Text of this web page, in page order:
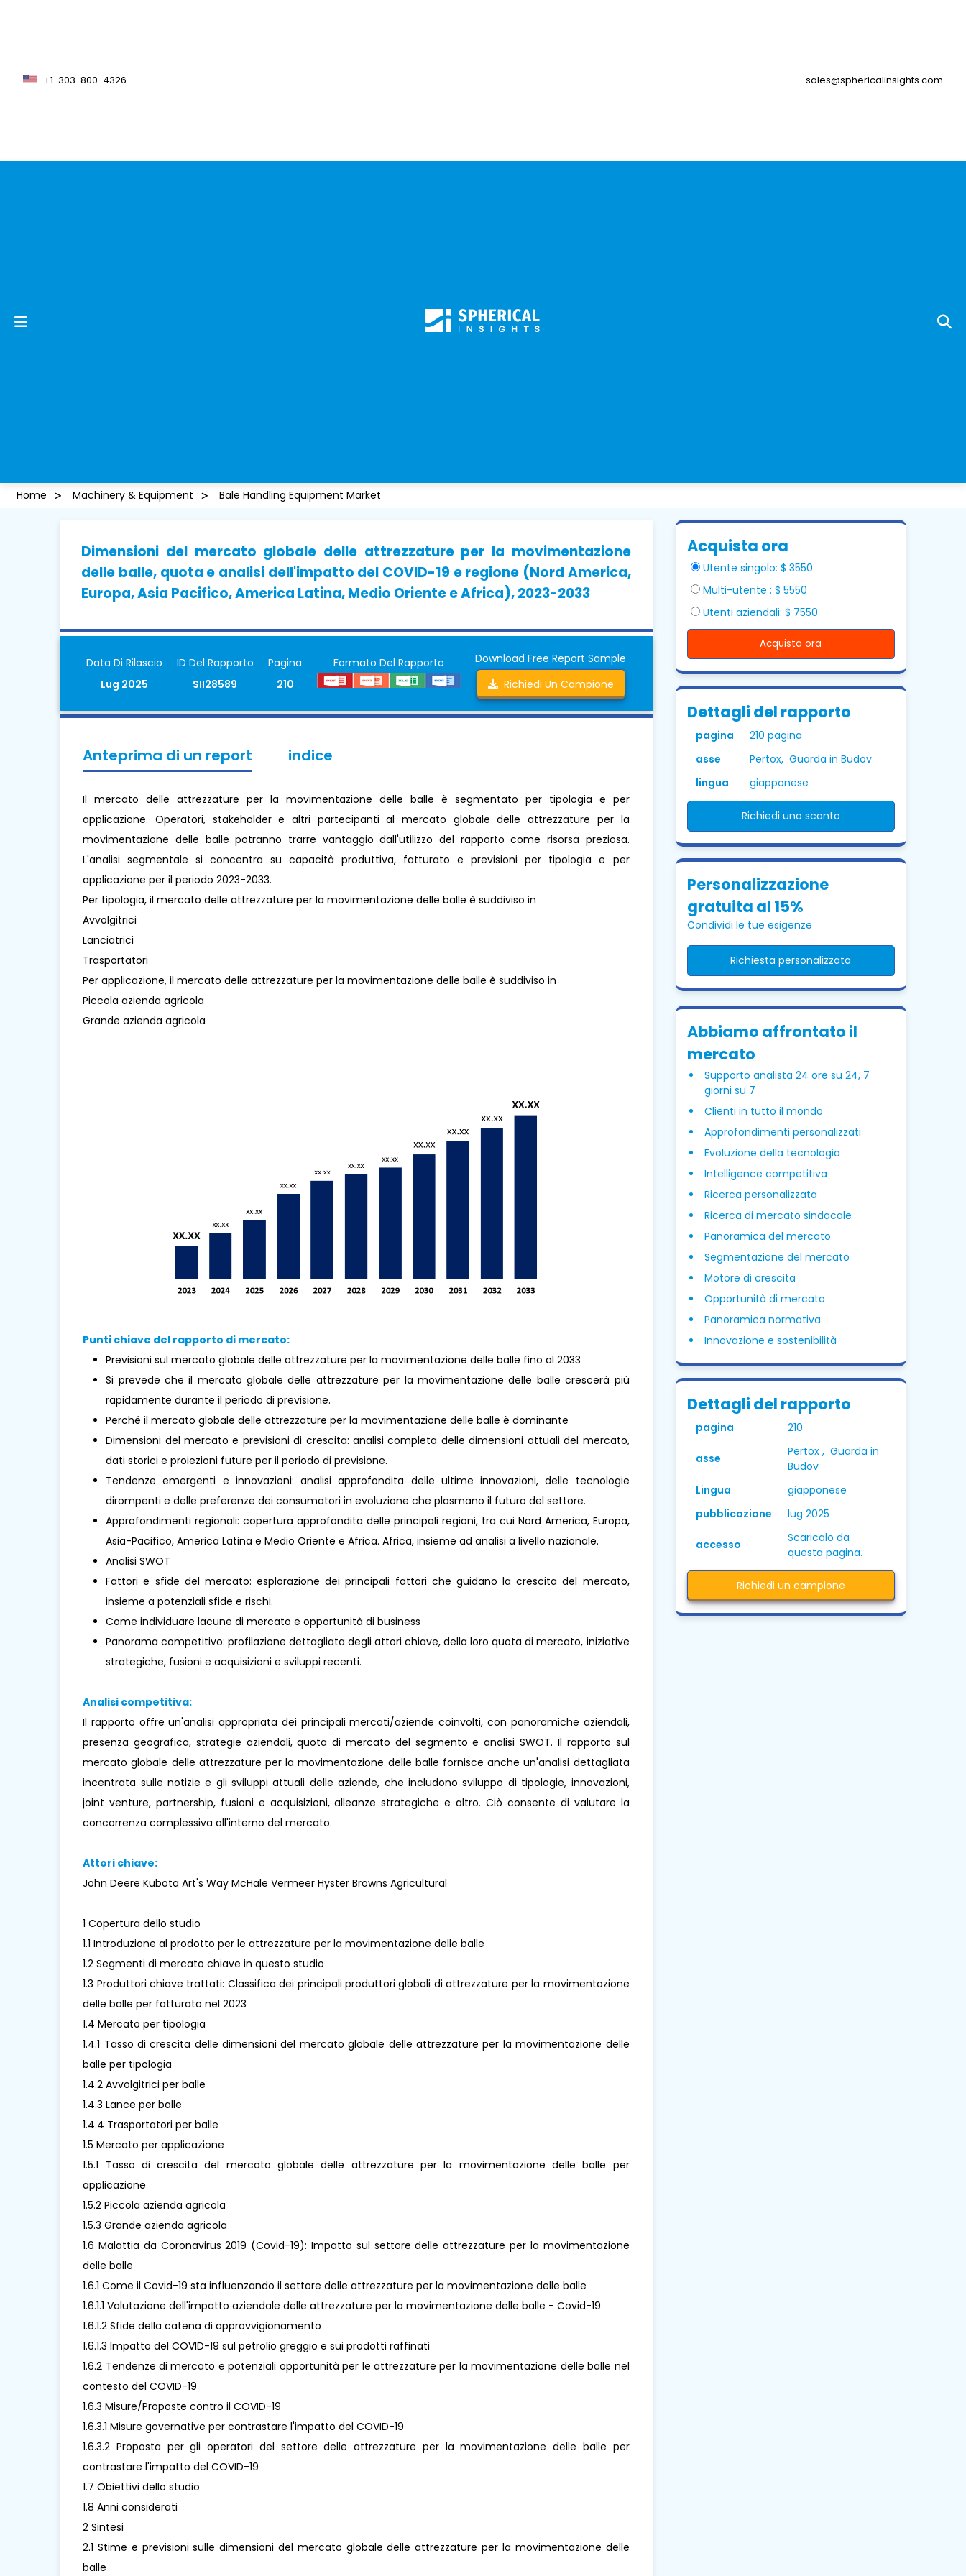
+1-303-800-4326 sales@sphericalinsights.com
Home Machinery & Equipment Bale Handling Equipment Market
Dimensioni del mercato globale delle attrezzature per la movimentazione
delle balle, quota e analisi dell'impatto del COVID-19 e regione (Nord America,
Europa, Asia Pacifico, America Latina, Medio Oriente e Africa), 2023-2033
Data Di Rilascio
Lug 2025
ID Del Rapporto
SII28589
Pagina
210
Formato Del Rapporto
Download Free Report Sample
Richiedi Un Campione
Anteprima di un report indice
Il mercato delle attrezzature per la movimentazione delle balle è segmentato per tipologia e per
applicazione. Operatori, stakeholder e altri partecipanti al mercato globale delle attrezzature per la
movimentazione delle balle potranno trarre vantaggio dall'utilizzo del rapporto come risorsa preziosa.
L'analisi segmentale si concentra su capacità produttiva, fatturato e previsioni per tipologia e per
applicazione per il periodo 2023-2033.
Per tipologia, il mercato delle attrezzature per la movimentazione delle balle è suddiviso in
Avvolgitrici
Lanciatrici
Trasportatori
Per applicazione, il mercato delle attrezzature per la movimentazione delle balle è suddiviso in
Piccola azienda agricola
Grande azienda agricola
Punti chiave del rapporto di mercato:
Previsioni sul mercato globale delle attrezzature per la movimentazione delle balle fino al 2033
Si prevede che il mercato globale delle attrezzature per la movimentazione delle balle crescerà più
rapidamente durante il periodo di previsione.
Perché il mercato globale delle attrezzature per la movimentazione delle balle è dominante
Dimensioni del mercato e previsioni di crescita: analisi completa delle dimensioni attuali del mercato,
dati storici e proiezioni future per il periodo di previsione.
Tendenze emergenti e innovazioni: analisi approfondita delle ultime innovazioni, delle tecnologie
dirompenti e delle preferenze dei consumatori in evoluzione che plasmano il futuro del settore.
Approfondimenti regionali: copertura approfondita delle principali regioni, tra cui Nord America, Europa,
Asia-Pacifico, America Latina e Medio Oriente e Africa. Africa, insieme ad analisi a livello nazionale.
Analisi SWOT
Fattori e sfide del mercato: esplorazione dei principali fattori che guidano la crescita del mercato,
insieme a potenziali sfide e rischi.
Come individuare lacune di mercato e opportunità di business
Panorama competitivo: profilazione dettagliata degli attori chiave, della loro quota di mercato, iniziative
strategiche, fusioni e acquisizioni e sviluppi recenti.
Analisi competitiva:
Il rapporto offre un'analisi appropriata dei principali mercati/aziende coinvolti, con panoramiche aziendali,
presenza geografica, strategie aziendali, quota di mercato del segmento e analisi SWOT. Il rapporto sul
mercato globale delle attrezzature per la movimentazione delle balle fornisce anche un'analisi dettagliata
incentrata sulle notizie e gli sviluppi attuali delle aziende, che includono sviluppo di tipologie, innovazioni,
joint venture, partnership, fusioni e acquisizioni, alleanze strategiche e altro. Ciò consente di valutare la
concorrenza complessiva all'interno del mercato.
Attori chiave:
John Deere Kubota Art's Way McHale Vermeer Hyster Browns Agricultural
1 Copertura dello studio
1.1 Introduzione al prodotto per le attrezzature per la movimentazione delle balle
1.2 Segmenti di mercato chiave in questo studio
1.3 Produttori chiave trattati: Classifica dei principali produttori globali di attrezzature per la movimentazione
delle balle per fatturato nel 2023
1.4 Mercato per tipologia
1.4.1 Tasso di crescita delle dimensioni del mercato globale delle attrezzature per la movimentazione delle
balle per tipologia
1.4.2 Avvolgitrici per balle
1.4.3 Lance per balle
1.4.4 Trasportatori per balle
1.5 Mercato per applicazione
1.5.1 Tasso di crescita del mercato globale delle attrezzature per la movimentazione delle balle per
applicazione
1.5.2 Piccola azienda agricola
1.5.3 Grande azienda agricola
1.6 Malattia da Coronavirus 2019 (Covid-19): Impatto sul settore delle attrezzature per la movimentazione
delle balle
1.6.1 Come il Covid-19 sta influenzando il settore delle attrezzature per la movimentazione delle balle
1.6.1.1 Valutazione dell'impatto aziendale delle attrezzature per la movimentazione delle balle - Covid-19
1.6.1.2 Sfide della catena di approvvigionamento
1.6.1.3 Impatto del COVID-19 sul petrolio greggio e sui prodotti raffinati
1.6.2 Tendenze di mercato e potenziali opportunità per le attrezzature per la movimentazione delle balle nel
contesto del COVID-19
1.6.3 Misure/Proposte contro il COVID-19
1.6.3.1 Misure governative per contrastare l'impatto del COVID-19
1.6.3.2 Proposta per gli operatori del settore delle attrezzature per la movimentazione delle balle per
contrastare l'impatto del COVID-19
1.7 Obiettivi dello studio
1.8 Anni considerati
2 Sintesi
2.1 Stime e previsioni sulle dimensioni del mercato globale delle attrezzature per la movimentazione delle
balle
Acquista ora
Utente singolo: $ 3550
Multi-utente : $ 5550
Utenti aziendali: $ 7550
Acquista ora
Dettagli del rapporto
pagina
210 pagina
asse
Pertox, Guarda in Budov
lingua
giapponese
Richiedi uno sconto
Personalizzazione
gratuita al 15%
Condividi le tue esigenze
Richiesta personalizzata
Abbiamo affrontato il
mercato
Supporto analista 24 ore su 24, 7
giorni su 7
Clienti in tutto il mondo
Approfondimenti personalizzati
Evoluzione della tecnologia
Intelligence competitiva
Ricerca personalizzata
Ricerca di mercato sindacale
Panoramica del mercato
Segmentazione del mercato
Motore di crescita
Opportunità di mercato
Panoramica normativa
Innovazione e sostenibilità
Dettagli del rapporto
pagina 210
asse
Pertox , Guarda in
Budov
Lingua
giapponese
pubblicazione
lug 2025
accesso
Scaricalo da
questa pagina.
Richiedi un campione